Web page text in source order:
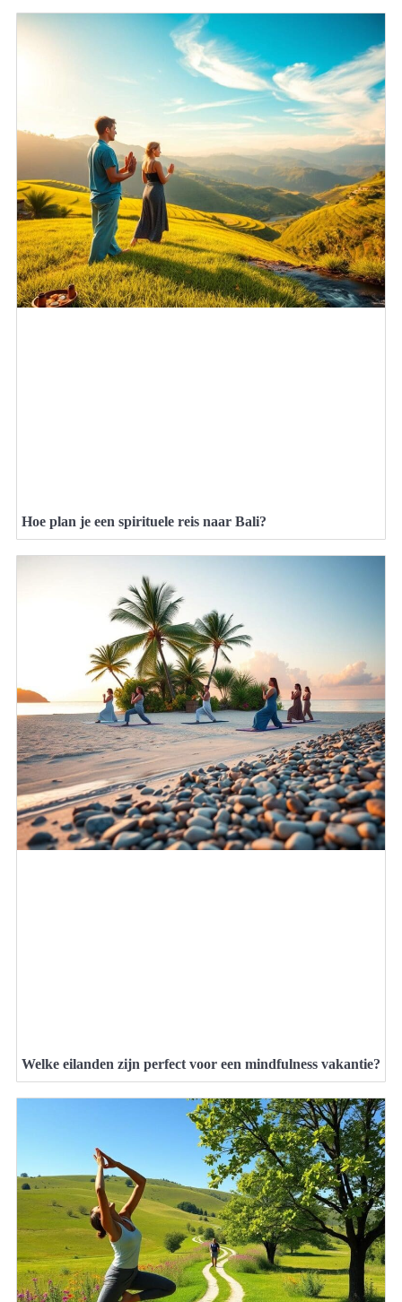
Hoe plan je een spirituele reis naar Bali?
Welke eilanden zijn perfect voor een mindfulness vakantie?